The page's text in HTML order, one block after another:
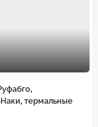
термальные